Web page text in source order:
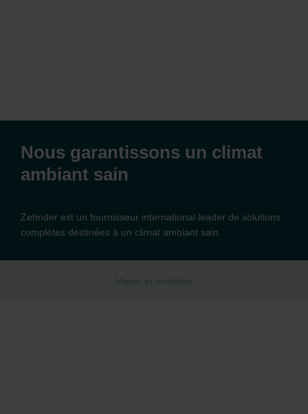
Nous garantissons un climat
ambiant sain
Zehnder est un fournisseur international leader de solutions
complètes destinées à un climat ambiant sain.
Vision et ambition